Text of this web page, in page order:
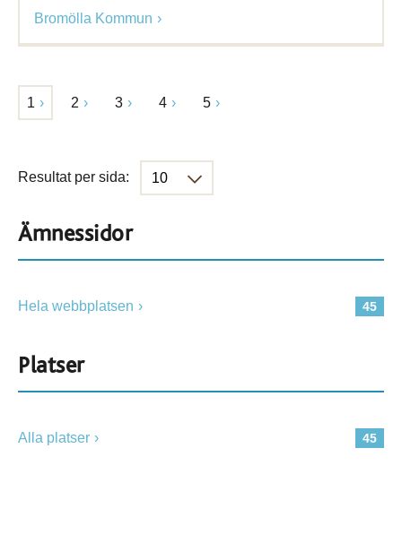
Bromölla Kommun
1 2 3 4 5
Resultat per sida:
Ämnessidor
45
Hela webbplatsen
Platser
45
Alla platser